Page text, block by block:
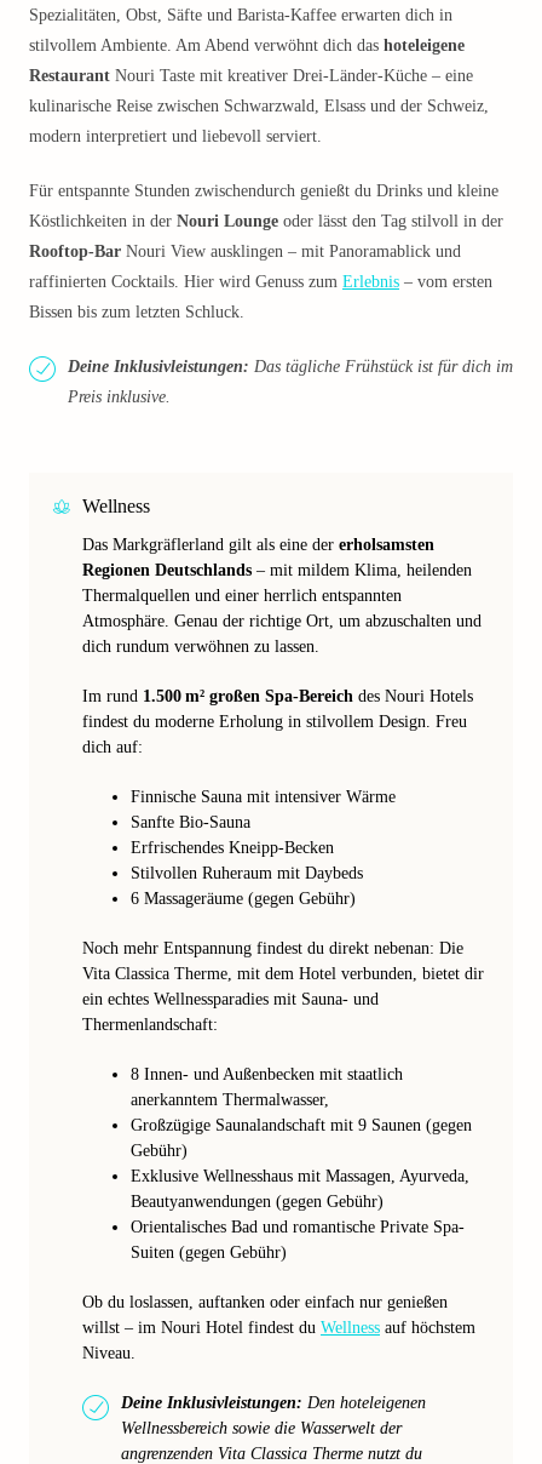
Spezialitäten, Obst, Säfte und Barista-Kaffee erwarten dich in
stilvollem Ambiente. Am Abend verwöhnt dich das hoteleigene
Restaurant Nouri Taste mit kreativer Drei-Länder-Küche – eine
kulinarische Reise zwischen Schwarzwald, Elsass und der Schweiz,
modern interpretiert und liebevoll serviert.
Für entspannte Stunden zwischendurch genießt du Drinks und kleine
Köstlichkeiten in der Nouri Lounge oder lässt den Tag stilvoll in der
Rooftop-Bar Nouri View ausklingen – mit Panoramablick und
raffinierten Cocktails. Hier wird Genuss zum Erlebnis – vom ersten
Bissen bis zum letzten Schluck.
Deine Inklusivleistungen: Das tägliche Frühstück ist für dich im
Preis inklusive.
Wellness
Das Markgräflerland gilt als eine der erholsamsten
Regionen Deutschlands – mit mildem Klima, heilenden
Thermalquellen und einer herrlich entspannten
Atmosphäre. Genau der richtige Ort, um abzuschalten und
dich rundum verwöhnen zu lassen.
Im rund 1.500 m² großen Spa-Bereich des Nouri Hotels
findest du moderne Erholung in stilvollem Design. Freu
dich auf:
Finnische Sauna mit intensiver Wärme
Sanfte Bio-Sauna
Erfrischendes Kneipp-Becken
Stilvollen Ruheraum mit Daybeds
6 Massageräume (gegen Gebühr)
Noch mehr Entspannung findest du direkt nebenan: Die
Vita Classica Therme, mit dem Hotel verbunden, bietet dir
ein echtes Wellnessparadies mit Sauna- und
Thermenlandschaft:
8 Innen- und Außenbecken mit staatlich
anerkanntem Thermalwasser,
Großzügige Saunalandschaft mit 9 Saunen (gegen
Gebühr)
Exklusive Wellnesshaus mit Massagen, Ayurveda,
Beautyanwendungen (gegen Gebühr)
Orientalisches Bad und romantische Private Spa-
Suiten (gegen Gebühr)
Ob du loslassen, auftanken oder einfach nur genießen
willst – im Nouri Hotel findest du Wellness auf höchstem
Niveau.
Deine Inklusivleistungen: Den hoteleigenen
Wellnessbereich sowie die Wasserwelt der
angrenzenden Vita Classica Therme nutzt du